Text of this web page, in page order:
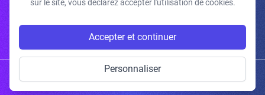
sur le site, vous déclarez accepter l'utilisation de cookies.
Accepter et continuer
Personnaliser